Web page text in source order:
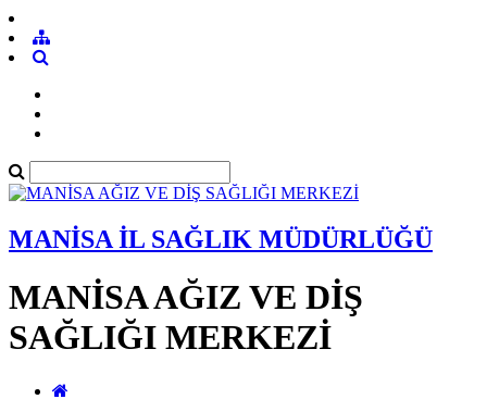
MANİSA İL SAĞLIK MÜDÜRLÜĞÜ
MANİSA AĞIZ VE DİŞ
SAĞLIĞI MERKEZİ